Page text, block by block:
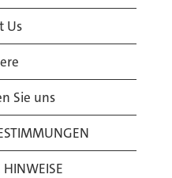
Us
Sie uns
HINWEISE